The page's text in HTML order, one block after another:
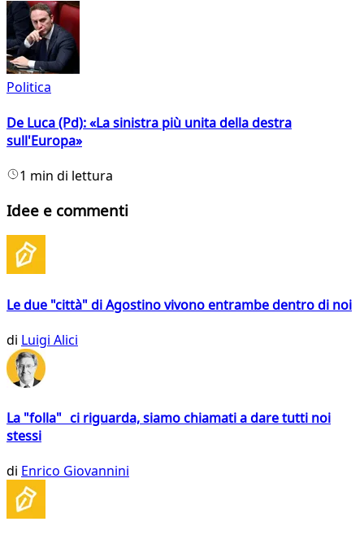
Politica
De Luca (Pd): «La sinistra più unita della destra
sull'Europa»
1 min di lettura
Idee e commenti
Le due "città" di Agostino vivono entrambe dentro di noi
di Luigi Alici
La "folla" ci riguarda, siamo chiamati a dare tutti noi
stessi
di Enrico Giovannini